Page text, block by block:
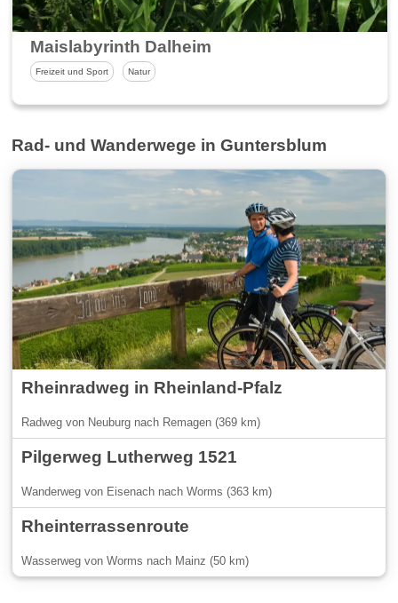
Maislabyrinth Dalheim
Freizeit und Sport Natur
Rad- und Wanderwege in Guntersblum
Rheinradweg in Rheinland-Pfalz
Radweg von Neuburg nach Remagen (369 km)
Pilgerweg Lutherweg 1521
Wanderweg von Eisenach nach Worms (363 km)
Rheinterrassenroute
Wasserweg von Worms nach Mainz (50 km)